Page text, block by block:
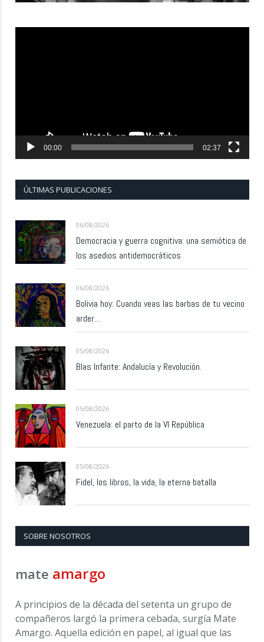
00:00 02:37
ÚLTIMAS PUBLICACIONES
06/08/2026
Democracia y guerra cognitiva: una semiótica de
los asedios antidemocráticos
06/08/2026
Bolivia hoy: Cuando veas las barbas de tu vecino
arder…
05/08/2026
Blas Infante: Andalucía y Revolución.
05/08/2026
Venezuela: el parto de la VI República
05/08/2026
Fidel, los libros, la vida, la eterna batalla
SOBRE NOSOTROS
mate amargo
A principios de la década del setenta un grupo de
compañeros largó la primera cebada, surgía Mate
Amargo. Aquella edición en papel, al igual que las